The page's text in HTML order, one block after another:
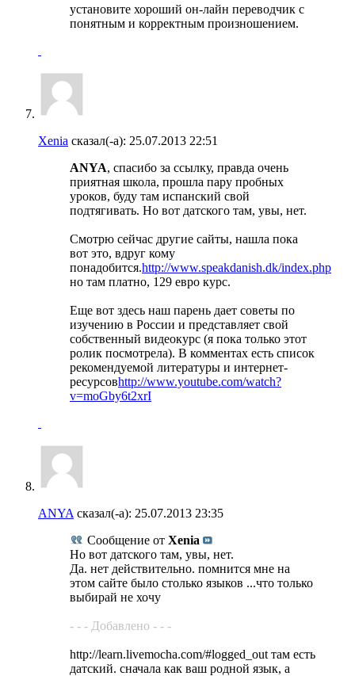
установите хороший он-лайн переводчик с
понятным и корректным произношением.
Xenia сказал(-а): 25.07.2013 22:51
ANYA, спасибо за ссылку, правда очень
приятная школа, прошла пару пробных
уроков, буду там испанский свой
подтягивать. Но вот датского там, увы, нет.
Смотрю сейчас другие сайты, нашла пока
вот это, вдруг кому
понадобится.http://www.speakdanish.dk/index.php
но там платно, 129 евро курс.
Еще вот здесь наш парень дает советы по
изучению в России и представляет свой
собственный видеокурс (я пока только этот
ролик посмотрела). В комментах есть список
рекомендуемой литературы и интернет-
ресурсовhttp://www.youtube.com/watch?
v=moGby6t2xrI
ANYA сказал(-а): 25.07.2013 23:35
Сообщение от Xenia
Но вот датского там, увы, нет.
Да. нет действительно. помнится мне на
этом сайте было столько языков ...что только
выбирай не хочу
- - - Добавлено - - -
http://learn.livemocha.com/#logged_out там есть
датский. сначала как ваш родной язык, а